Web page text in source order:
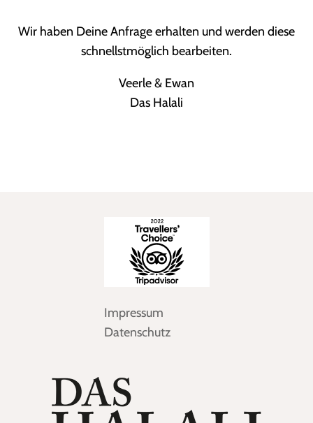
Wir haben Deine Anfrage erhalten und werden diese
schnellstmöglich bearbeiten.
Veerle & Ewan
Das Halali
Impressum
Datenschutz